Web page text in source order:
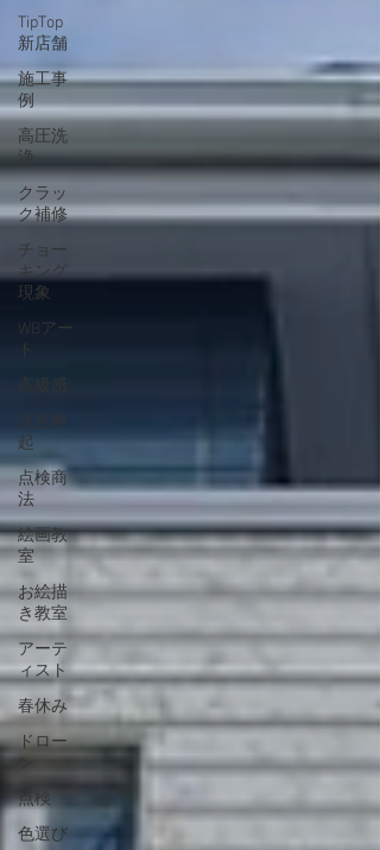
TipTop
新店舗
施工事
例
高圧洗
浄
クラッ
ク補修
チョー
キング
現象
WBアー
ト
高級感
起
点検商
法
絵画教
室
お絵描
き教室
アーテ
ィスト
春休み
ドロー
点検
色選び